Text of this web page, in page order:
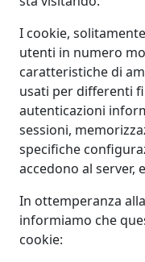
I cookie,
utenti in numero
caratteristiche di
usati per differenti
autenticazioni
sessioni,
specifiche
accedono al server,
In ottemperanza
informiamo che
cookie: